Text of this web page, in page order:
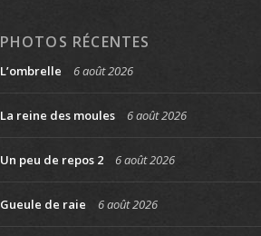
PHOTOS RÉCENTES
L’ombrelle 6 août 2026
La reine des moules 6 août 2026
Un peu de repos 2 6 août 2026
Gueule de raie 6 août 2026